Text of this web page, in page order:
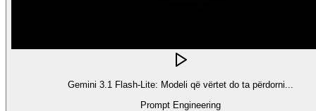
Gemini 3.1 Flash-Lite: Modeli që vërtet do ta përdorni...
Prompt Engineering